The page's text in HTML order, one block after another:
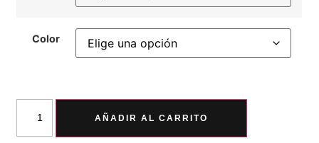
Color
AÑADIR AL CARRITO